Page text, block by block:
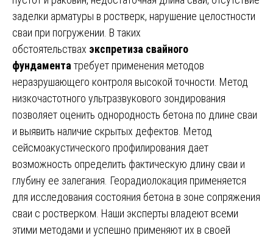
заделки арматуры в ростверк, нарушение целостности
сваи при погружении. В таких
обстоятельствах экспретиза свайного
фундамента требует применения методов
неразрушающего контроля высокой точности. Метод
низкочастотного ультразвукового зондирования
позволяет оценить однородность бетона по длине сваи
и выявить наличие скрытых дефектов. Метод
сейсмоакустического профилирования дает
возможность определить фактическую длину сваи и
глубину ее залегания. Георадиолокация применяется
для исследования состояния бетона в зоне сопряжения
сваи с ростверком. Наши эксперты владеют всеми
этими методами и успешно применяют их в своей